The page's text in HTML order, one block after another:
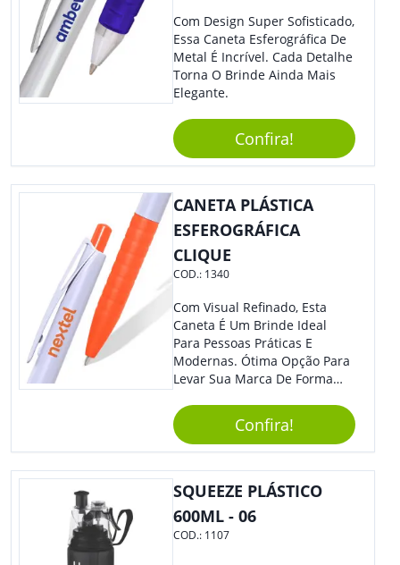
Com Design Super Sofisticado,
Essa Caneta Esferográfica De
Metal É Incrível. Cada Detalhe
Torna O Brinde Ainda Mais
Elegante.
Confira!
CANETA PLÁSTICA
ESFEROGRÁFICA
CLIQUE
COD.: 1340
Com Visual Refinado, Esta
Caneta É Um Brinde Ideal
Para Pessoas Práticas E
Modernas. Ótima Opção Para
Levar Sua Marca De Forma
Sua Empresa Em Eventos,
Reuniões Corporativas Ou Até
Mesmo Para Presentear
Colaboradores.
Confira!
SQUEEZE PLÁSTICO
600ML - 06
COD.: 1107